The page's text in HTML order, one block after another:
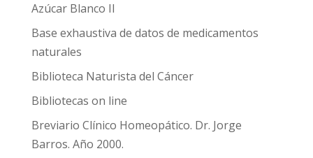
Azúcar Blanco II
Base exhaustiva de datos de medicamentos
naturales
Biblioteca Naturista del Cáncer
Bibliotecas on line
Breviario Clínico Homeopático. Dr. Jorge
Barros. Año 2000.